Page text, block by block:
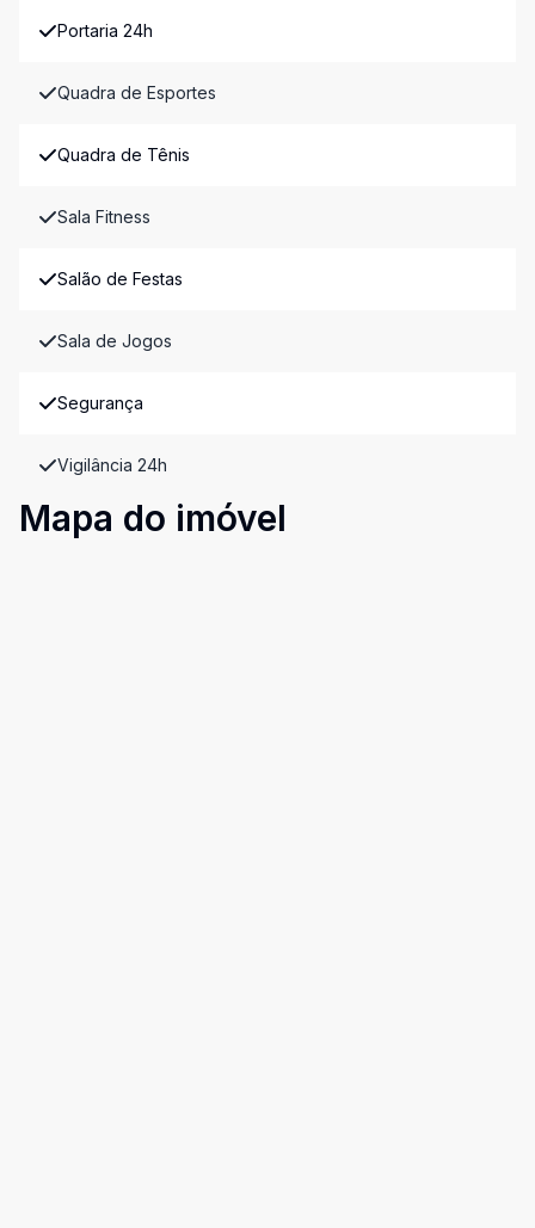
Portaria 24h
Quadra de Esportes
Quadra de Tênis
Sala Fitness
Salão de Festas
Sala de Jogos
Segurança
Vigilância 24h
Mapa do imóvel